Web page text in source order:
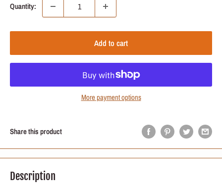
Quantity:
Add to cart
More payment options
Share this product
Description